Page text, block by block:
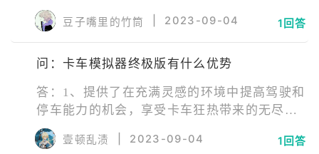
入，随时随地驾驶卡车进行一系列的任务挑
战。卡车模拟器终极版游戏第一人称和第三人
称视角，解锁各种类型的卡车，在地图上寻找
最安全快速的运输路线，享受卡车驾驶的无限
豆子嘴里的竹筒 2023-09-04 1回答
问：卡车模拟器终极版有什么优势
答：1、提供了在充满灵感的环境中提高驾驶和
停车能力的机会，享受卡车狂热带来的无尽驾
驶和停车乐趣； 2、成为一名出色的停车司
机，系好安全带并准备开车； 3、拥有令人惊
壹顿乱渍 2023-09-04 1回答